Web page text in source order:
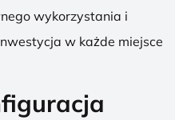
wykorzystania i
w każde miejsce